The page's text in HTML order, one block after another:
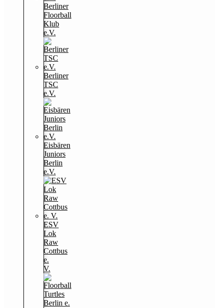
Berliner
Floorball
Klub
e.V.
Berliner
TSC
e.V.
Eisbären
Juniors
Berlin
e.V.
ESV
Lok
Raw
Cottbus
e.
V.